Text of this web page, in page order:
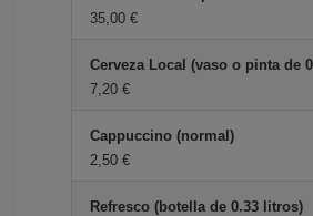
35,00 €
Cerveza Local (vaso o pinta de
7,20 €
Cappuccino (normal)
2,50 €
Refresco (botella de 0.33 litros)